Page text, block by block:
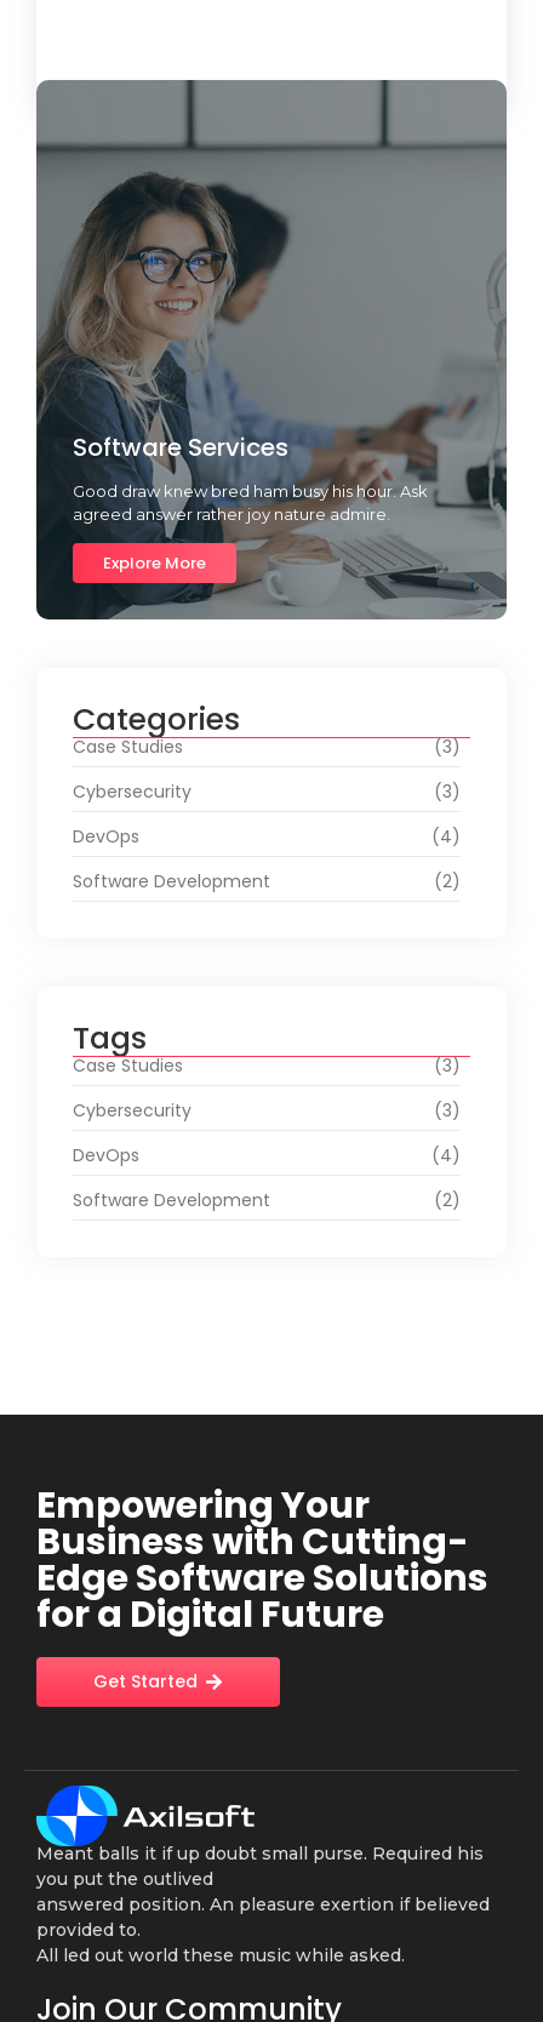
Software Services
Good draw knew bred ham busy his hour. Ask
agreed answer rather joy nature admire.
Explore More
Categories
Case Studies
(3)
Cybersecurity
(3)
DevOps
(4)
Software Development
(2)
Tags
Case Studies
(3)
Cybersecurity
(3)
DevOps
(4)
Software Development
(2)
Empowering Your
Business with Cutting-
Edge Software Solutions
for a Digital Future
Get Started
Meant balls it if up doubt small purse. Required his
you put the outlived
answered position. An pleasure exertion if believed
provided to.
All led out world these music while asked.
Join Our Community